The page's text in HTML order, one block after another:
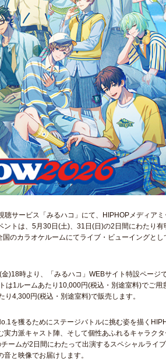
サービス「みるハコ」にて、HIPHOPメディアミ
トは、5月30日(土)、31日(日)の2日間にわたり有
のカラオケルームにてライブ・ビューイングとし
)18時より、「みるハコ」WEBサイト特設ページ
1ルームあたり10,000円(税込・別途室料)でご用
4,300円(税込・別途室料)で販売します。
を獲るためにステージバトルに挑む姿を描く
力派キャスト陣、そして個性あふれるキャラク
ームが2日間にわたって出演するスペシャルライ
と映像でお届けします。